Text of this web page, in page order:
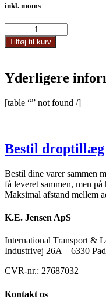
inkl. moms
antal
Tilføj til kurv
Yderligere
[table “” not found /]
Bestil droptillæg
Bestil dine varer sammen
få leveret sammen, men på
Maksimal afstand mellem
K.E. Jensen ApS
International Transport &
Industrivej 26A – 6330
CVR-nr.: 27687032
Kontakt os